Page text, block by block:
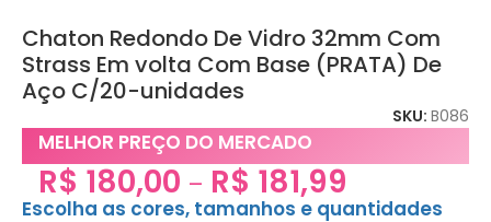
Chaton Redondo De Vidro 32mm Com
Strass Em volta Com Base (PRATA) De
Aço C/20-unidades
SKU: B086
MELHOR PREÇO DO MERCADO
R$ 180,00 – R$ 181,99
Escolha as cores, tamanhos e quantidades